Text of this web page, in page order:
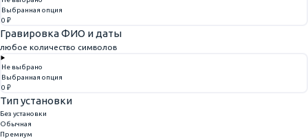
Выбранная опция
0 ₽
Гравировка ФИО и даты
любое количество символов
Не выбрано
Выбранная опция
0 ₽
Тип установки
Без установки
Обычная
Премиум